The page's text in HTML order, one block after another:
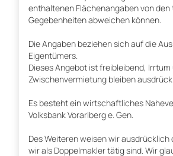
enthaltenen Flächenangaben von
Gegebenheiten abweichen können.
Die Angaben beziehen sich auf die
Eigentümers.
Dieses Angebot ist freibleibend, Irrtum
Zwischenvermietung bleiben
Es besteht ein wirtschaftliches
Volksbank Vorarlberg e. Gen.
Des Weiteren weisen wir ausdrücklich
wir als Doppelmakler tätig sind. Wir